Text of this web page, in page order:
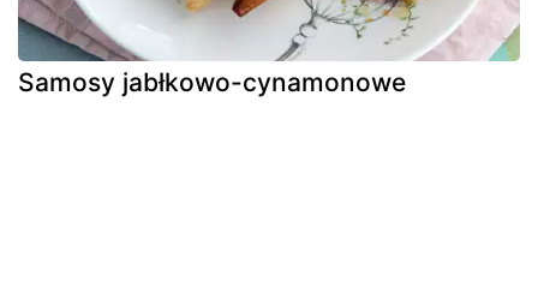
Samosy jabłkowo-cynamonowe